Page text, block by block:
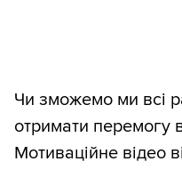
Чи зможемо ми всі
отримати перемогу
Мотиваційне відео